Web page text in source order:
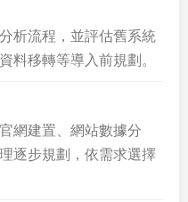
析流程，並評估舊系統
料移轉等導入前規劃。
網建置、網站數據分
逐步規劃，依需求選擇